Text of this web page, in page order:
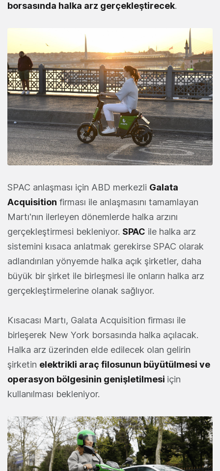
borsasında halka arz gerçekleştirecek.
SPAC anlaşması için ABD merkezli Galata
Acquisition firması ile anlaşmasını tamamlayan
Martı'nın ilerleyen dönemlerde halka arzını
gerçekleştirmesi bekleniyor. SPAC ile halka arz
sistemini kısaca anlatmak gerekirse SPAC olarak
adlandırılan yönyemde halka açık şirketler, daha
büyük bir şirket ile birleşmesi ile onların halka arz
gerçekleştirmelerine olanak sağlıyor.
Kısacası Martı, Galata Acquisition firması ile
birleşerek New York borsasında halka açılacak.
Halka arz üzerinden elde edilecek olan gelirin
şirketin elektrikli araç filosunun büyütülmesi ve
operasyon bölgesinin genişletilmesi için
kullanılması bekleniyor.